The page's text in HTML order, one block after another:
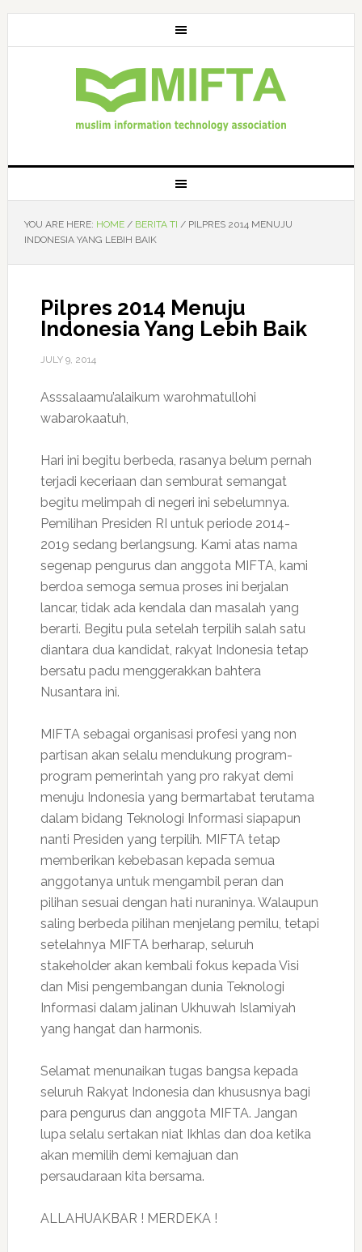
YOU ARE HERE: HOME / BERITA TI /PILPRES 2014 MENUJU
INDONESIA YANG LEBIH BAIK
Pilpres 2014 Menuju
Indonesia Yang Lebih Baik
JULY 9, 2014
Asssalaamu’alaikum warohmatullohi
wabarokaatuh,
Hari ini begitu berbeda, rasanya belum pernah
terjadi keceriaan dan semburat semangat
begitu melimpah di negeri ini sebelumnya.
Pemilihan Presiden RI untuk periode 2014-
2019 sedang berlangsung. Kami atas nama
segenap pengurus dan anggota MIFTA, kami
berdoa semoga semua proses ini berjalan
lancar, tidak ada kendala dan masalah yang
berarti. Begitu pula setelah terpilih salah satu
diantara dua kandidat, rakyat Indonesia tetap
bersatu padu menggerakkan bahtera
Nusantara ini.
MIFTA sebagai organisasi profesi yang non
partisan akan selalu mendukung program-
program pemerintah yang pro rakyat demi
menuju Indonesia yang bermartabat terutama
dalam bidang Teknologi Informasi siapapun
nanti Presiden yang terpilih. MIFTA tetap
memberikan kebebasan kepada semua
anggotanya untuk mengambil peran dan
pilihan sesuai dengan hati nuraninya. Walaupun
saling berbeda pilihan menjelang pemilu, tetapi
setelahnya MIFTA berharap, seluruh
stakeholder akan kembali fokus kepada Visi
dan Misi pengembangan dunia Teknologi
Informasi dalam jalinan Ukhuwah Islamiyah
yang hangat dan harmonis.
Selamat menunaikan tugas bangsa kepada
seluruh Rakyat Indonesia dan khususnya bagi
para pengurus dan anggota MIFTA. Jangan
lupa selalu sertakan niat Ikhlas dan doa ketika
akan memilih demi kemajuan dan
persaudaraan kita bersama.
ALLAHUAKBAR ! MERDEKA !